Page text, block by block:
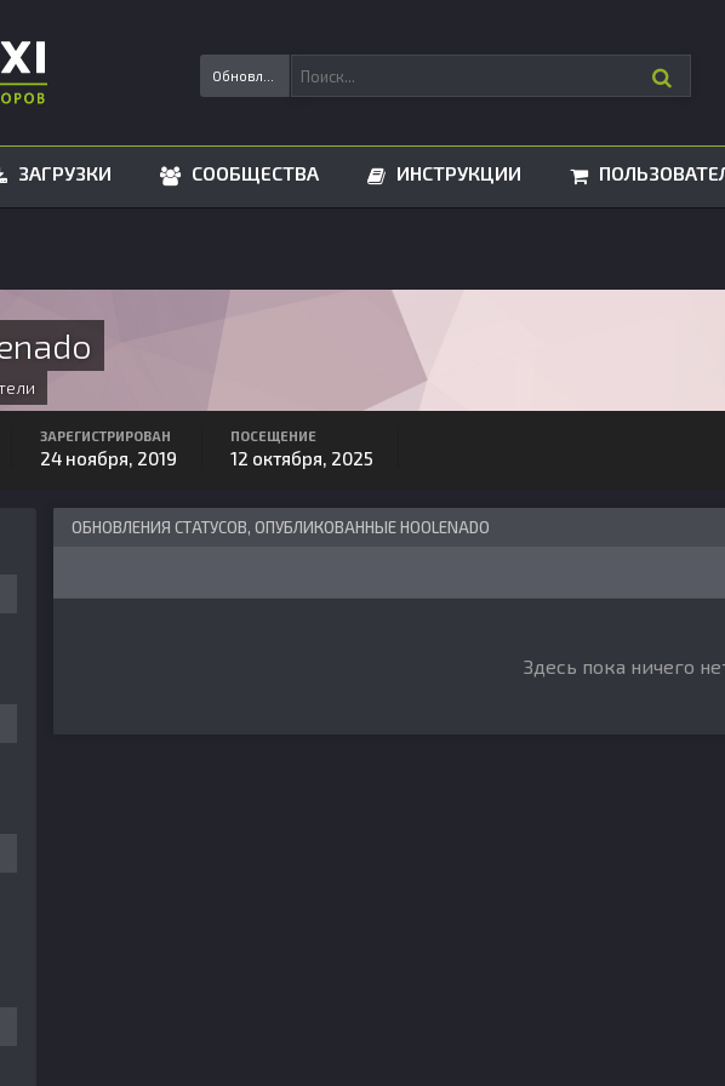
ЗАГРУЗКИ СООБЩЕСТВА ИНСТРУКЦИИ
ЗАРЕГИСТРИРОВАН
24 ноября, 2019
ПОСЕЩЕНИЕ
12 октября, 2025
ОБНОВЛЕНИЯ СТАТУСОВ, ОПУБЛИКОВАННЫЕ HOOLENADO
Здесь пока ничего